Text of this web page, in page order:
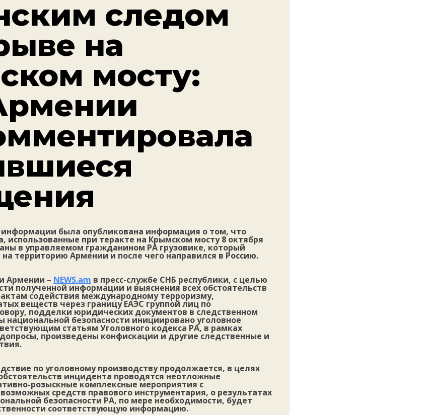
следом
на
мосту:
информации была опубликована информация о том, что
использованные при теракте на Крымском мосту 8 октября
в управляемом гражданином РА грузовике, который
территорию Армении и после чего направился в Россию.
Армении – NEWS.am в пресс-службе СНБ республики, с целью
полученной информации и выяснения всех обстоятельств
содействия международному терроризму,
веществ через границу ЕАЭС группой лиц по
подделки юридических документов в следственном
безопасности инициировано уголовное
статьям Уголовного кодекса РА, в рамках
произведены конфискации и другие следственные и
по уголовному производству продолжается, в целях
инцидента проводятся неотложные
розыскные комплексные мероприятия с
средств правового инструментария, о результатах
безопасности РА, по мере необходимости, будет
соответствующую информацию.